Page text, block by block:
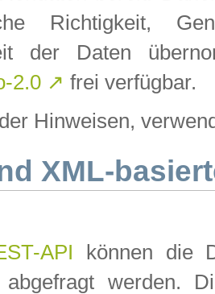
Richtigkeit,
der Daten
2.0 ↗ frei verfügbar.
Hinweisen,
XML-
API können die
abgefragt werden.